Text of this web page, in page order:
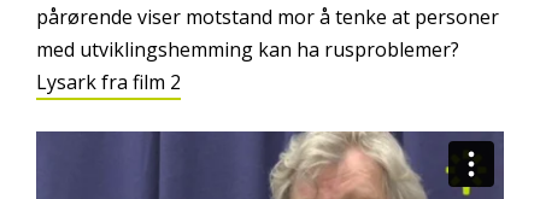
pårørende viser motstand mor å tenke at personer
med utviklingshemming kan ha rusproblemer?
Lysark fra film 2